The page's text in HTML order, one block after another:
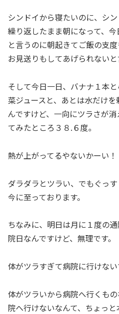
シンドイから寝たいのに、シ
繰り返したまま朝になって、
と言うのに朝起きてご飯の支
お見送りもしてあげられないと
そして今日一日、バナナ１本
菜ジュースと、あとは水だけ
んですけど、一向にツラさが
てみたところ３８.６度。
熱が上がってるやないかーい！
ダラダラとツラい、でもぐっす
今に至っております。
ちなみに、明日は月に１度の
院日なんですけど、無理です。
体がツラすぎて病院に行けない
体がツラいから病院へ行くも
院へ行けないなんて、ちょっ